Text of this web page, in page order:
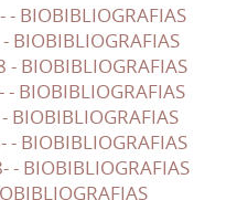
- BIOBIBLIOGRAFIAS
BIOBIBLIOGRAFIAS
- BIOBIBLIOGRAFIAS
- BIOBIBLIOGRAFIAS
BIOBIBLIOGRAFIAS
- BIOBIBLIOGRAFIAS
- BIOBIBLIOGRAFIAS